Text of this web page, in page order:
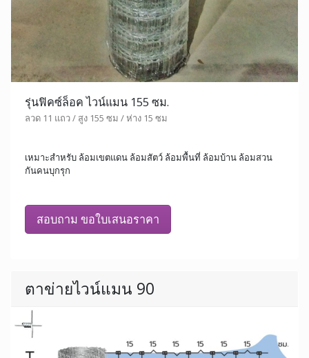
รุ่นฟิคซ์ล็อค ไวน์แมน 155 ซม.
ลวด 11 แถว / สูง 155 ซม / ห่าง 15 ซม
เหมาะสำหรับ ล้อมเขตแดน ล้อมสัตว์ ล้อมพื้นที่ ล้อมบ้าน ล้อมสวน
กันคนบุกรุก
สอบถาม ขอใบเสนอราคา
ตาข่ายไวน์แมน 90